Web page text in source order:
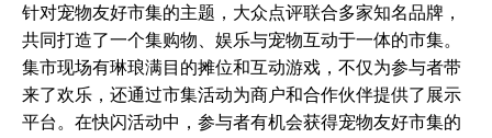
针对宠物友好市集的主题，大众点评联合多家知名品牌，
共同打造了一个集购物、娱乐与宠物互动于一体的市集。
集市现场有琳琅满目的摊位和互动游戏，不仅为参与者带
来了欢乐，还通过市集活动为商户和合作伙伴提供了展示
平台。在快闪活动中，参与者有机会获得宠物友好市集的